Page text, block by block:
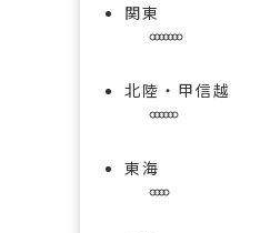
関東
北陸・甲信越
東海